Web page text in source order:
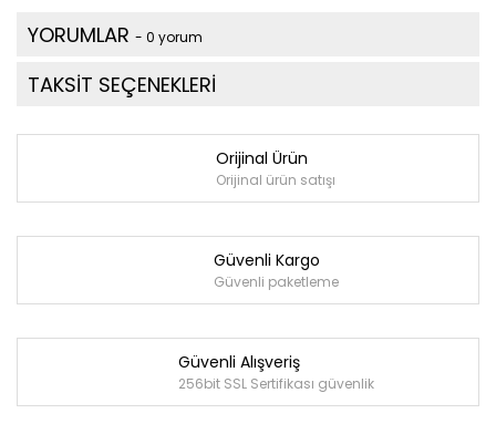
YORUMLAR - 0 yorum
TAKSİT SEÇENEKLERİ
Orijinal Ürün
Orijinal ürün satışı
Güvenli Kargo
Güvenli paketleme
Güvenli Alışveriş
256bit SSL Sertifikası güvenlik